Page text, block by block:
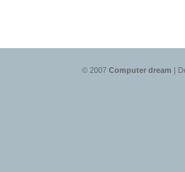
© 2007 Computer dream |